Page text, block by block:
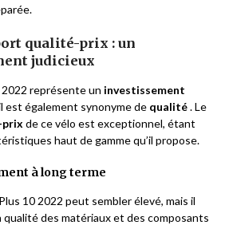
qualité-prix : un
judicieux
2022 représente un investissement
est également synonyme de qualité. Le
de ce vélo est exceptionnel, étant
haut de gamme qu’il propose.
à long terme
10 2022 peut sembler élevé, mais il
des matériaux et des composants